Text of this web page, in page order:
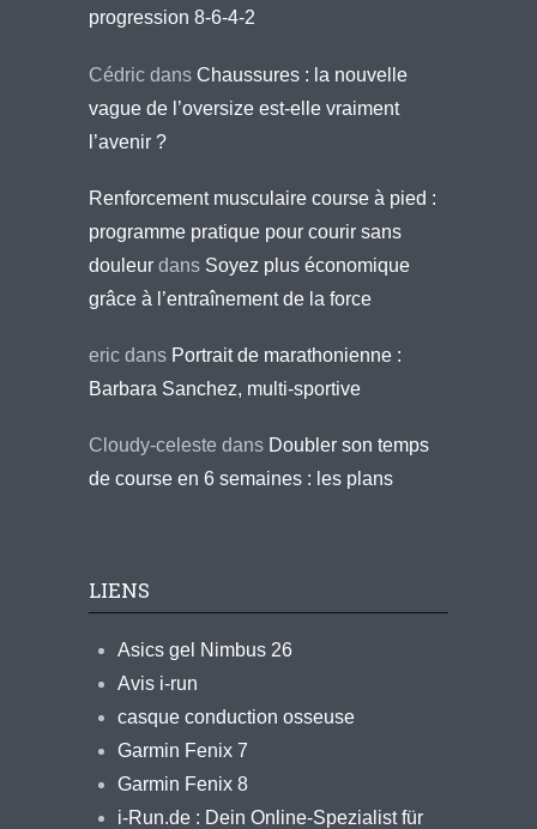
progression 8-6-4-2
Cédric dans Chaussures : la nouvelle
vague de l’oversize est-elle vraiment
l’avenir ?
Renforcement musculaire course à pied :
programme pratique pour courir sans
douleur dans Soyez plus économique
grâce à l’entraînement de la force
eric dans Portrait de marathonienne :
Barbara Sanchez, multi-sportive
Cloudy-celeste dans Doubler son temps
de course en 6 semaines : les plans
LIENS
Asics gel Nimbus 26
Avis i-run
casque conduction osseuse
Garmin Fenix 7
Garmin Fenix 8
i-Run.de : Dein Online-Spezialist für